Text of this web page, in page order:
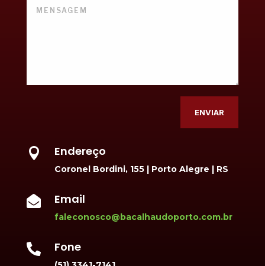
ENVIAR
 Endereço
Coronel Bordini, 155 | Porto Alegre | RS
 Email
faleconosco@bacalhaudoporto.com.br
 Fone